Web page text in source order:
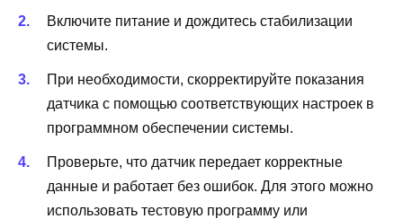
Включите питание и дождитесь стабилизации
системы.
При необходимости, скорректируйте показания
датчика с помощью соответствующих настроек в
программном обеспечении системы.
Проверьте, что датчик передает корректные
данные и работает без ошибок. Для этого можно
использовать тестовую программу или